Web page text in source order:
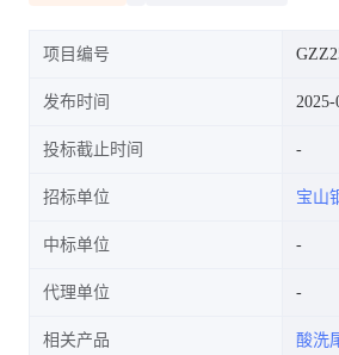
项目编号
发布时间 2025-
投标截止时间
招标单位 宝山
中标单位
代理单位
相关产品 酸洗